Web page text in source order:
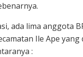
ada lima anggota
Ile Ape yang
: